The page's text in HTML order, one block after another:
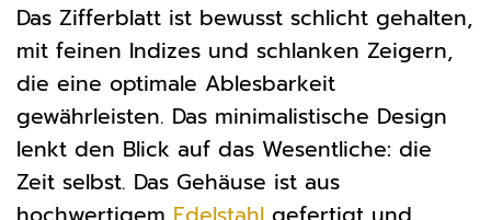
Das Zifferblatt ist bewusst schlicht gehalten,
mit feinen Indizes und schlanken Zeigern,
die eine optimale Ablesbarkeit
gewährleisten. Das minimalistische Design
lenkt den Blick auf das Wesentliche: die
Zeit selbst. Das Gehäuse ist aus